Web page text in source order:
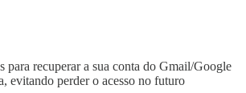
para recuperar a sua conta do Gmail/Google
evitando perder o acesso no futuro